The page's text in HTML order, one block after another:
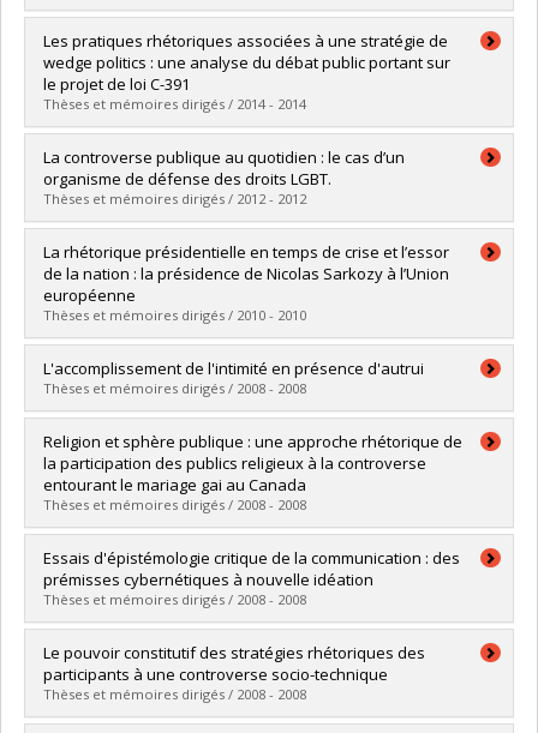
Graduate :Brodin, Stevan
Cycle : Master's
Grade :M. Sc.
Lien vers le document dans Papyrus
Les pratiques rhétoriques associées à une stratégie de
wedge politics : une analyse du débat public portant sur
le projet de loi C-391
Thèses et mémoires dirigés / 2014 - 2014
Graduate :Groleau, Julie
Cycle :Master's
Grade :M. Sc.
Lien vers le document dans Papyrus
La controverse publique au quotidien : le cas d’un
organisme de défense des droits LGBT.
Thèses et mémoires dirigés / 2012 - 2012
Graduate :Gagné, Pascal
Cycle :Master's
Grade :M. Sc.
Lien vers le document dans Papyrus
La rhétorique présidentielle en temps de crise et l’essor
de la nation : la présidence de Nicolas Sarkozy à l’Union
européenne
Thèses et mémoires dirigés / 2010 - 2010
Graduate :Bonneau, Ophélie
Cycle : Master's
Grade :M. Sc.
Lien vers le document dans Papyrus
L'accomplissement de l'intimité en présence d'autrui
Thèses et mémoires dirigés / 2008 - 2008
Graduate :Pelletier, Émilie
Cycle :Master's
Grade :M. Sc.
Lien vers le document dans Papyrus
Religion et sphère publique : une approche rhétorique de
la participation des publics religieux à la controverse
entourant le mariage gai au Canada
Thèses et mémoires dirigés / 2008 - 2008
Graduate :Basque, Joëlle
Cycle :Master's
Grade :M. Sc.
Lien vers le document dans Papyrus
Essais d'épistémologie critique de la communication : des
prémisses cybernétiques à nouvelle idéation
Thèses et mémoires dirigés / 2008 - 2008
Graduate :Trudel, Dominique
Cycle :Master's
Grade :M. Sc.
Lien vers le document dans Papyrus
Le pouvoir constitutif des stratégies rhétoriques des
participants à une controverse socio-technique
Thèses et mémoires dirigés / 2008 - 2008